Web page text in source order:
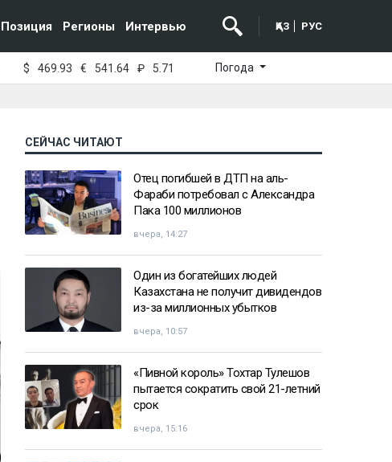
Позиция Регионы Интервью ҚАЗ РУС
$ 469.93 € 541.64 ₽ 5.71 Погода
СЕЙЧАС ЧИТАЮТ
Отец погибшей в ДТП на аль-
Фараби потребовал с Александра
Пака 100 миллионов
вчера, 14:27
Один из богатейших людей
Казахстана не получит дивидендов
из-за миллионных убытков
вчера, 10:57
«Пивной король» Тохтар Тулешов
пытается сократить свой 21-летний
срок
вчера, 15:16